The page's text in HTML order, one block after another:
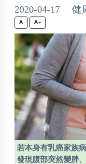
2020-04-17 健
+
若本身有乳癌家族
發現腹部突然變胖